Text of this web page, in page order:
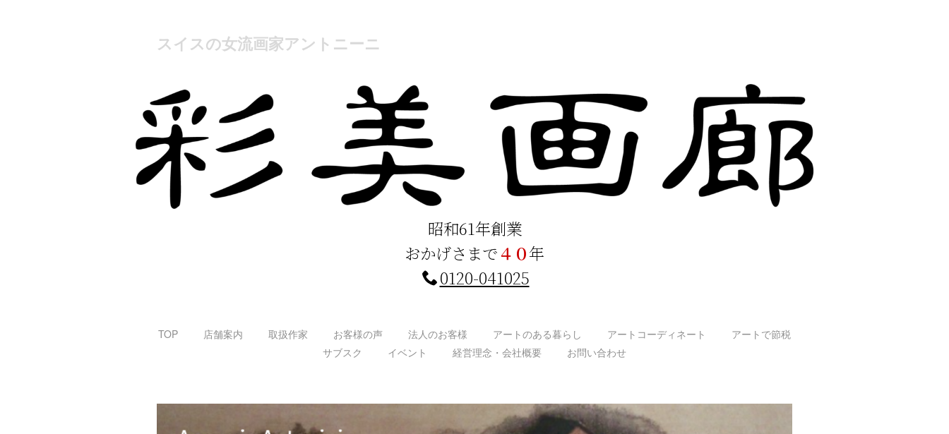
スイスの女流画家アントニーニ
昭和61年創業
おかげさまで４０年
0120-041025
TOP 店舗案内 取扱作家 お客様の声 法人のお客様 アートのある暮らし アートコーディネート
アートで節税
サブスク
イベント 経営理念・会社概要 お問い合わせ